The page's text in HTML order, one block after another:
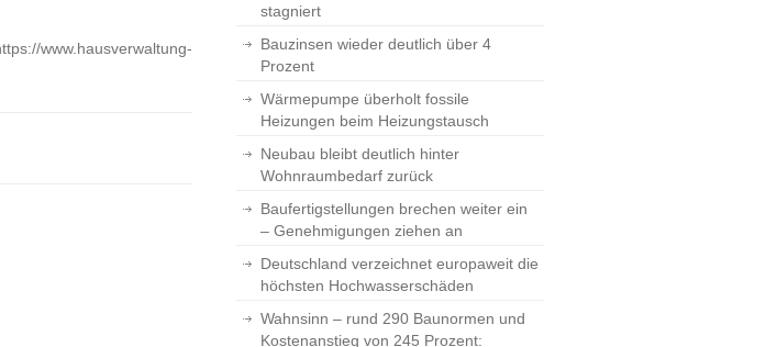
www.hausverwaltung-
stagniert
Bauzinsen wieder deutlich über 4
Prozent
Wärmepumpe überholt fossile
Heizungen beim Heizungstausch
Neubau bleibt deutlich hinter
Wohnraumbedarf zurück
Baufertigstellungen brechen weiter ein
– Genehmigungen ziehen an
Deutschland verzeichnet europaweit die
höchsten Hochwasserschäden
Wahnsinn – rund 290 Baunormen und
Kostenanstieg von 245 Prozent: